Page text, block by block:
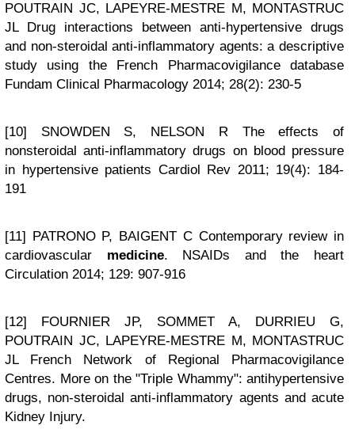
POUTRAIN JC, LAPEYRE-MESTRE M, MONTASTRUC
JL Drug interactions between anti-hypertensive drugs
and non-steroidal anti-inflammatory agents: a descriptive
study using the French Pharmacovigilance database
Fundam Clinical Pharmacology 2014; 28(2): 230-5
[10] SNOWDEN S, NELSON R The effects of
nonsteroidal anti-inflammatory drugs on blood pressure
in hypertensive patients Cardiol Rev 2011; 19(4): 184-
191
[11] PATRONO P, BAIGENT C Contemporary review in
cardiovascular medicine. NSAIDs and the heart
Circulation 2014; 129: 907-916
[12] FOURNIER JP, SOMMET A, DURRIEU G,
POUTRAIN JC, LAPEYRE-MESTRE M, MONTASTRUC
JL French Network of Regional Pharmacovigilance
Centres. More on the "Triple Whammy": antihypertensive
drugs, non-steroidal anti-inflammatory agents and acute
Kidney Injury.